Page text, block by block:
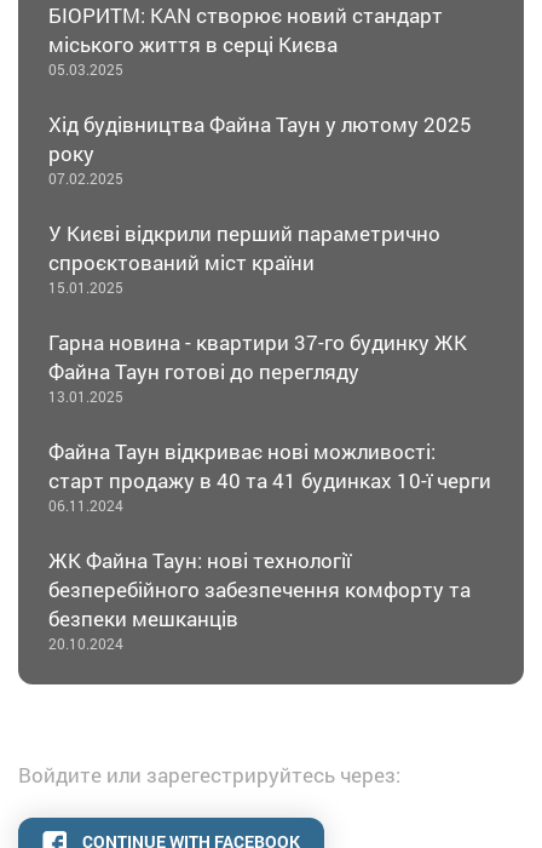
БІОРИТМ: KAN створює новий стандарт
міського життя в серці Києва
05.03.2025
Хід будівництва Файна Таун у лютому 2025
року
07.02.2025
У Києві відкрили перший параметрично
спроєктований міст країни
15.01.2025
Гарна новина - квартири 37-го будинку ЖК
Файна Таун готові до перегляду
13.01.2025
Файна Таун відкриває нові можливості:
старт продажу в 40 та 41 будинках 10-ї черги
06.11.2024
ЖК Файна Таун: нові технології
безперебійного забезпечення комфорту та
безпеки мешканців
20.10.2024
Войдите или зарегестрируйтесь через:
CONTINUE WITH FACEBOOK